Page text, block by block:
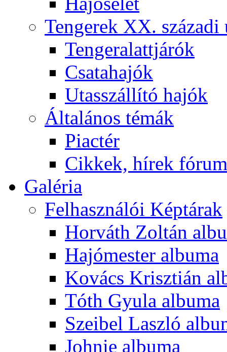
Tengerek XX. századi
Tengeralattjárók
Csatahajók
Utasszállító hajók
Általános témák
Piactér
Cikkek, hírek
Galéria
Felhasználói Képtárak
Horváth Zoltán
Hajómester albuma
Kovács Krisztián
Tóth Gyula albuma
Szeibel Laszló
Johnie albuma